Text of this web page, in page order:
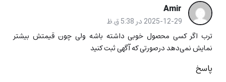
Amir
2025-12-29 در 5:38 ق.ظ
ترب اگر کسی محصول خوبی داشته باشه ولی چون قیمتش بیشتر
نمایش نمی‌دهد درصورتی که آگهی ثبت کنید
پاسخ